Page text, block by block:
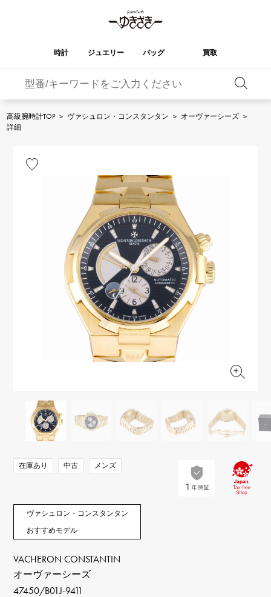
時計 ジュエリー バッグ 買取
ロレックス ウブロ
ランゲ＆ゾーネ ブレゲ
PATEK PHILIPPE
パテック・フィリップ
IWC
IWC
FRANCK MULLER
フランク・ミュラー
RICHARD MILLE
リシャール・ミル
VACHERON
CONSTANTIN
ヴァシュロン・コンスタ
ンタン
PANERAI
パネライ
AUDEMARS PIGUET
オーデマ・ピゲ
JAEGER LE COULTRE
ジャガー・ルクルト
Cartier
カルティエ
HARRY WINSTON BVLGARI
ゼニス
DUNAMIS
デュナミス
TABLE CLOCK
置き時計
ヴィンテージウォッチ
YUKIZAKI
ジュエリー
ジュエリー
ジュエリー
ジュエリー
NOMBRE
ノンブル
NOMBRE putite
ノンブルプティ
ALPHA
アルファ
ALPHA putite
アルファプティ
eclat
エクラ
RICH CROSS
リッチクロス
TwinPinky
ツインピンキー
ANGLER
アングラー
ETERNITY
エタニティ
HIMAWARI YUKIZAKI BACHIKAN
ゆきざき バチカン
USED NOMBRE USED ALPHA
オリジナルジュエリー一覧へ
バーキン オータクロア
チャーム
その他
エルメスバッグ
高級腕時計TOP > ヴァシュロン・コンスタンタン > オーヴァーシーズ >
詳細
在庫あり 中古 メンズ
ヴァシュロン・コンスタンタン
おすすめモデル
VACHERON CONSTANTIN
オーヴァーシーズ
47450/B01J-9411